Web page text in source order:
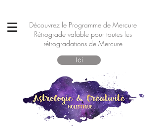
Découvrez le Programme de Mercure
Rétrograde valable pour toutes les
rétrogradations de Mercure
Ici